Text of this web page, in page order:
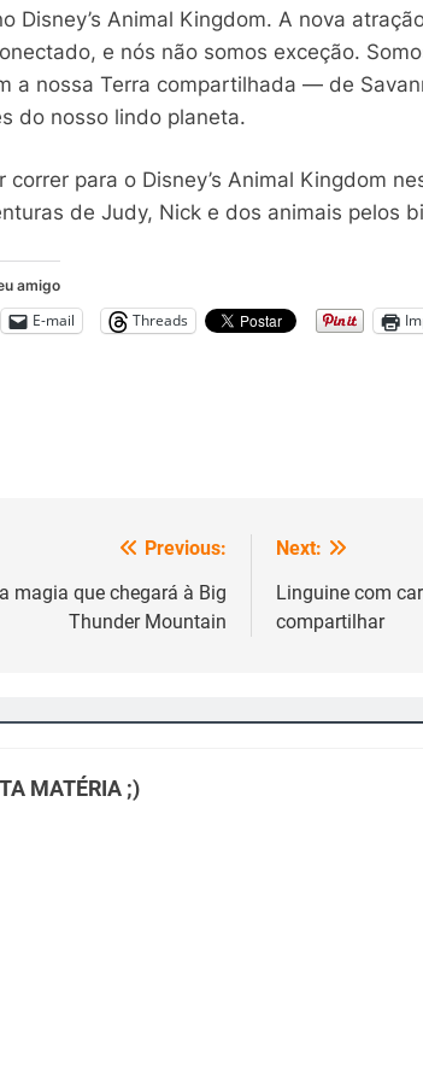
Disney’s Animal Kingdom. A nova
e nós não somos exceção.
a nossa Terra compartilhada — de
do nosso lindo planeta.
correr para o Disney’s Animal Kingdom
de Judy, Nick e dos animais pelos
amigo
E-mail Threads
Previous:
magia que chegará à Big
Thunder Mountain
Next:
Linguine com
compartilhar
MATÉRIA ;)